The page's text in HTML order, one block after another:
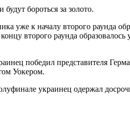
бороться за золото.
уже к началу второго раунда
второго раунда
победил представителя
Уокером.
украинец одержал